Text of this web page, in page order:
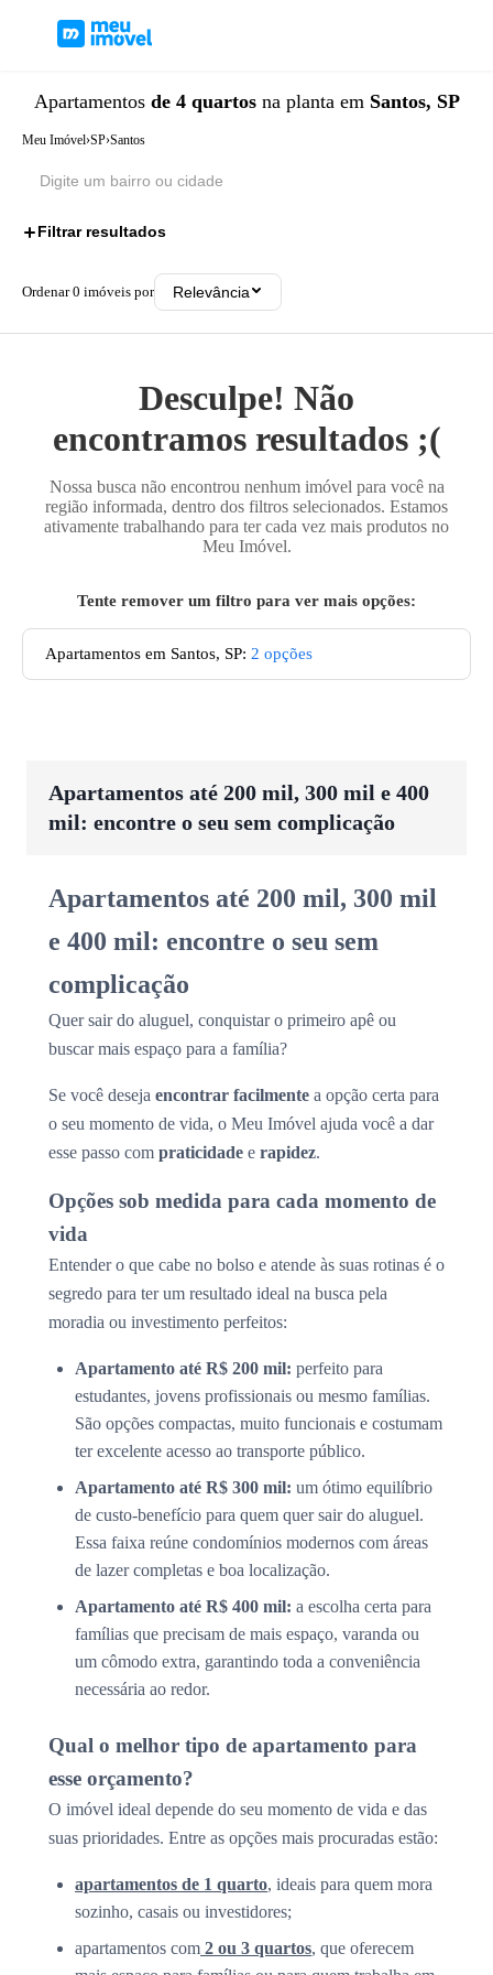
Apartamentos de 4 quartosna planta em Santos, SP
Meu Imóvel›SP›Santos
Filtrar resultados
Ordenar0 imóveis por Relevância
Desculpe! Não
encontramos resultados ;(
Nossa busca não encontrou nenhum imóvel para você na
região informada, dentro dos filtros selecionados. Estamos
ativamente trabalhando para ter cada vez mais produtos no
Meu Imóvel.
Tente remover um filtro para ver mais opções:
Apartamentos em Santos, SP: 2 opções
Apartamentos até 200 mil, 300 mil e 400
mil: encontre o seu sem complicação
Apartamentos até 200 mil, 300 mil
e 400 mil: encontre o seu sem
complicação
Quer sair do aluguel, conquistar o primeiro apê ou
buscar mais espaço para a família?
Se você deseja encontrar facilmente a opção certa para
o seu momento de vida, o Meu Imóvel ajuda você a dar
esse passo com praticidade e rapidez.
Opções sob medida para cada momento de
vida
Entender o que cabe no bolso e atende às suas rotinas é o
segredo para ter um resultado ideal na busca pela
moradia ou investimento perfeitos:
Apartamento até R$ 200 mil: perfeito para
estudantes, jovens profissionais ou mesmo famílias.
São opções compactas, muito funcionais e costumam
ter excelente acesso ao transporte público.
Apartamento até R$ 300 mil: um ótimo equilíbrio
de custo-benefício para quem quer sair do aluguel.
Essa faixa reúne condomínios modernos com áreas
de lazer completas e boa localização.
Apartamento até R$ 400 mil: a escolha certa para
famílias que precisam de mais espaço, varanda ou
um cômodo extra, garantindo toda a conveniência
necessária ao redor.
Qual o melhor tipo de apartamento para
esse orçamento?
O imóvel ideal depende do seu momento de vida e das
suas prioridades. Entre as opções mais procuradas estão:
apartamentos de 1 quarto, ideais para quem mora
sozinho, casais ou investidores;
apartamentos com 2 ou 3 quartos, que oferecem